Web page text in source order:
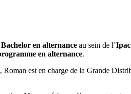
Bachelor en alternance au sein de l’
en alternance.
Roman est en charge de la Grande